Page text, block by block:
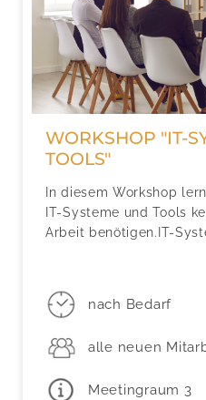
WORKSHOP "IT-
TOOLS"
In diesem Workshop
IT-Systeme und Tools
Arbeit benötigen.IT-
nach Bedarf
alle neuen
Meetingraum 3